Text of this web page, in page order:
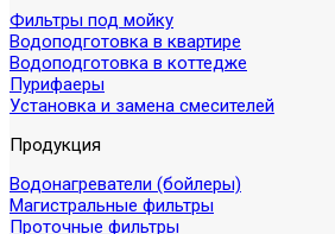
Фильтры под мойку
Водоподготовка в квартире
Водоподготовка в коттедже
Пурифаеры
Установка и замена смесителей
Продукция
Водонагреватели (бойлеры)
Магистральные фильтры
Проточные фильтры